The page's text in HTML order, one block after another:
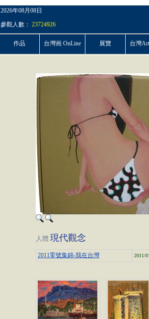
2026年08月08日
參觀人數： 23724926
作品 台灣画 OnLine 展覽 台灣
人體 現代觀念
2011零號集錦-我在台灣 2011/